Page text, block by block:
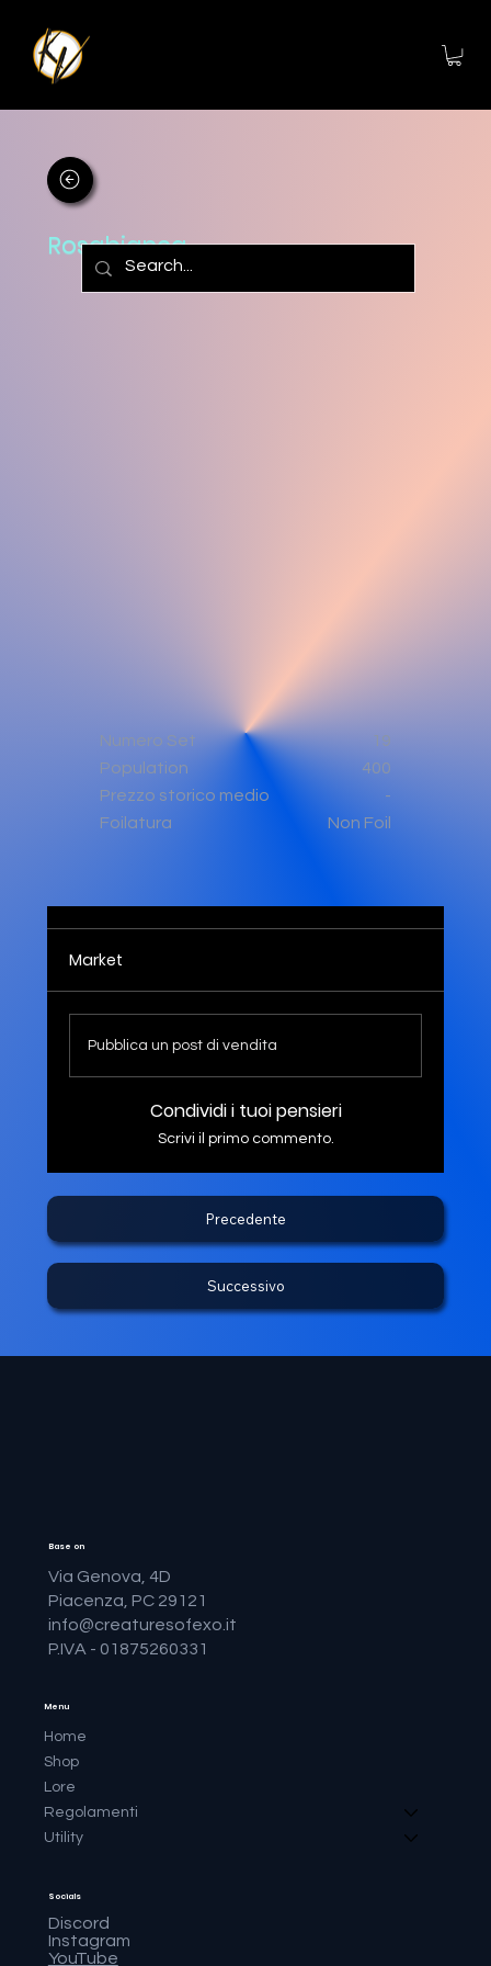
Rosabianca
Numero Set
Population
Prezzo storico medio
Foilatura
19
400
-
Non Foil
Precedente
Successivo
Market
Pubblica un post di vendita
Condividi i tuoi pensieri
Scrivi il primo commento.
Via Genova, 4D
Piacenza, PC 29121
info@creaturesofexo.it
P.IVA - 01875260331
Base on
Menu
Home
Shop
Lore
Regolamenti
Utility
Discord
Instagram
YouTube
Socials